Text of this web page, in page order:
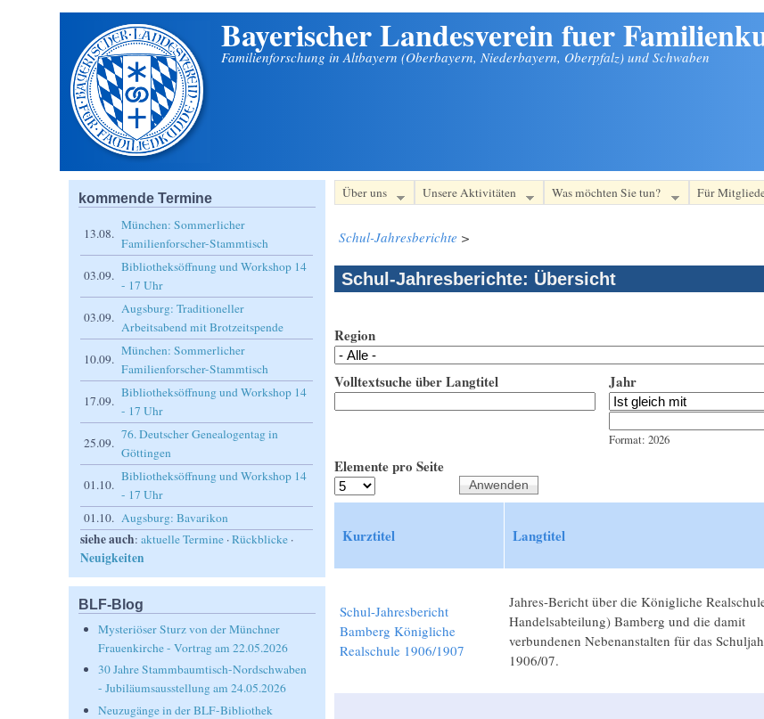
Bayerischer Landesverein fuer
Familienforschung in Altbayern (Oberbayern, Niederbayern, Oberpfalz) und Schwaben
Über uns Unsere Aktivitäten Was möchten Sie tun? Für
Schul-Jahresberichte >
Schul-Jahresberichte: Übersicht
Region
Volltextsuche über Langtitel
Jahr
Format: 2026
Elemente pro Seite
Kurztitel Langtitel
Schul-Jahresbericht
Bamberg Königliche
Realschule 1906/1907
Jahres-Bericht über die Königliche
Handelsabteilung) Bamberg und die damit
verbundenen Nebenanstalten für das
1906/07.
kommende Termine
13.08.
München: Sommerlicher
Familienforscher-Stammtisch
03.09.
Bibliotheksöffnung und Workshop 14
- 17 Uhr
03.09.
Augsburg: Traditioneller
Arbeitsabend mit Brotzeitspende
10.09.
München: Sommerlicher
Familienforscher-Stammtisch
17.09.
Bibliotheksöffnung und Workshop 14
- 17 Uhr
25.09.
76. Deutscher Genealogentag in
Göttingen
01.10.
Bibliotheksöffnung und Workshop 14
- 17 Uhr
01.10. Augsburg: Bavarikon
siehe auch:aktuelle Termine ·Rückblicke ·
Neuigkeiten
BLF-Blog
Mysteriöser Sturz von der Münchner
Frauenkirche - Vortrag am 22.05.2026
30 Jahre Stammbaumtisch-Nordschwaben
- Jubiläumsausstellung am 24.05.2026
Neuzugänge in der BLF-Bibliothek